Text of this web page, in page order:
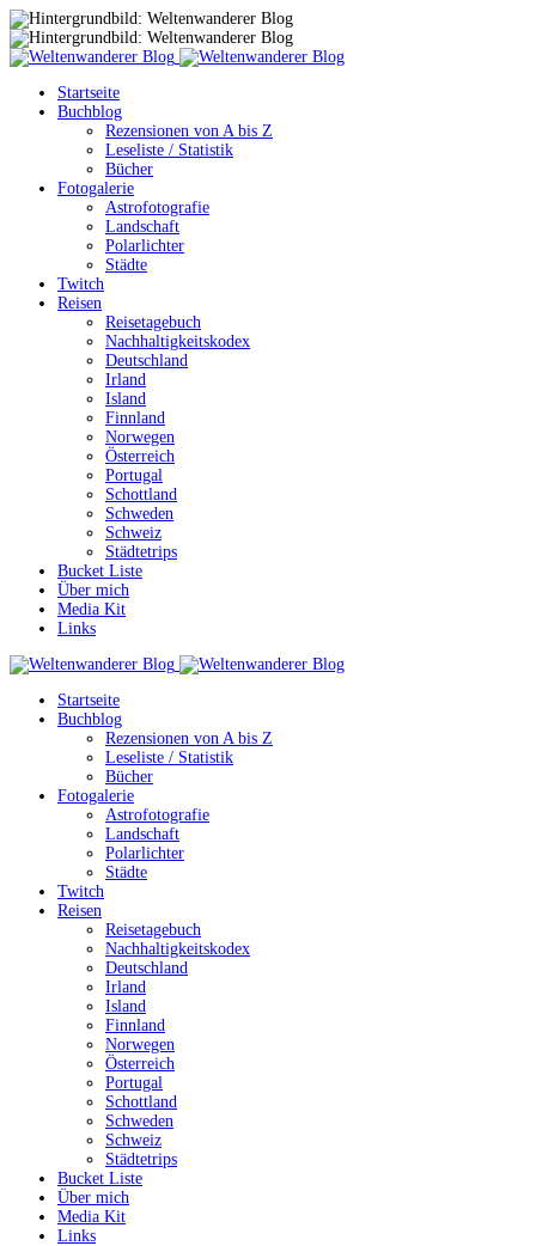
Startseite
Buchblog
Rezensionen von A bis Z
Leseliste / Statistik
Bücher
Fotogalerie
Astrofotografie
Landschaft
Polarlichter
Städte
Twitch
Reisen
Reisetagebuch
Nachhaltigkeitskodex
Deutschland
Irland
Island
Finnland
Norwegen
Österreich
Portugal
Schottland
Schweden
Schweiz
Städtetrips
Bucket Liste
Über mich
Media Kit
Links
Startseite
Buchblog
Rezensionen von A bis Z
Leseliste / Statistik
Bücher
Fotogalerie
Astrofotografie
Landschaft
Polarlichter
Städte
Twitch
Reisen
Reisetagebuch
Nachhaltigkeitskodex
Deutschland
Irland
Island
Finnland
Norwegen
Österreich
Portugal
Schottland
Schweden
Schweiz
Städtetrips
Bucket Liste
Über mich
Media Kit
Links